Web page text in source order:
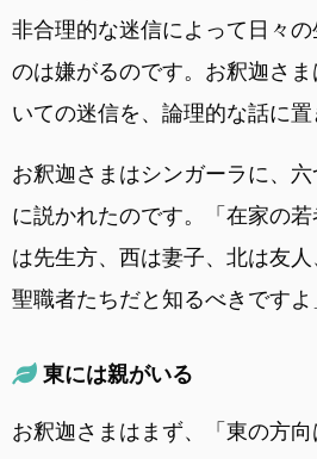
非合理的な迷信によって日々
のは嫌がるのです。お釈迦さ
いての迷信を、論理的な話に置
お釈迦さまはシンガーラに、
に説かれたのです。「在家の
は先生方、西は妻子、北は友
聖職者たちだと知るべきですよ
東には親がいる
お釈迦さまはまず、「東の方